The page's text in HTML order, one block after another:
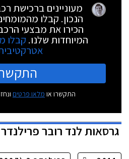
מעוניינים ברכישת
הנכון. קבלו
הכירו את מבצעי
המיוחדות שלנו. קבלו
התקשרו או מלאו פרטים
גרסאותלנד רובר פרילנדר 2